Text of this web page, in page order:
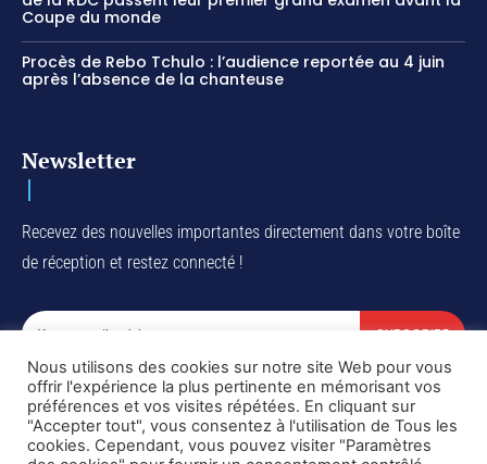
Coupe du monde
Procès de Rebo Tchulo : l’audience reportée au 4 juin
après l’absence de la chanteuse
Newsletter
Recevez des nouvelles importantes directement dans votre boîte
de réception et restez connecté !
SUBSCRIBE
I've read and accept thePrivacy Policy.
Nous utilisons des cookies sur notre site Web pour vous
offrir l'expérience la plus pertinente en mémorisant vos
préférences et vos visites répétées. En cliquant sur
"Accepter tout", vous consentez à l'utilisation de Tous les
cookies. Cependant, vous pouvez visiter "Paramètres